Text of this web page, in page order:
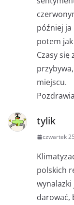
później ja
potem
Czasy
miejscu.
tylik
czwartek
polskich
darować,